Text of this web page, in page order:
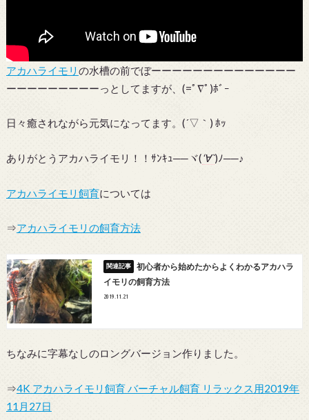
アカハライモリ の水槽の前でぼーーーーーーーーーーーーーー
ーーーーーーーーーっとしてますが、(=ﾟ∇ﾟ)ﾎﾞｰ
日々癒されながら元気になってます。(´▽｀) ﾎｯ
ありがとうアカハライモリ！！ｻﾝｷｭ──ヾ(‘∀`)ﾉ──♪
アカハライモリ飼育については
⇒アカハライモリの飼育方法
初心者から始めたからよくわかるアカハラ
イモリの飼育方法
2019.11.21
ちなみに字幕なしのロングバージョン作りました。
⇒4K アカハライモリ飼育 バーチャル飼育 リラックス用2019年
11月27日